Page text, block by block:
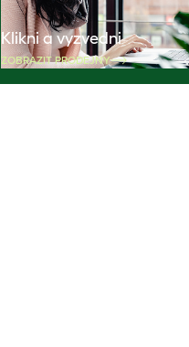
Klikni a vyzvedni
ZOBRAZIT PRODEJNY